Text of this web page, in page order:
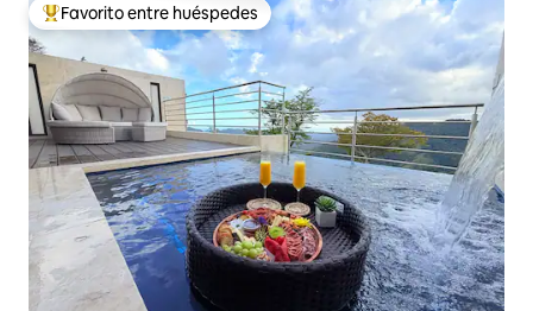
Favorito entre huéspedes preferido
Favorito entre huéspedes